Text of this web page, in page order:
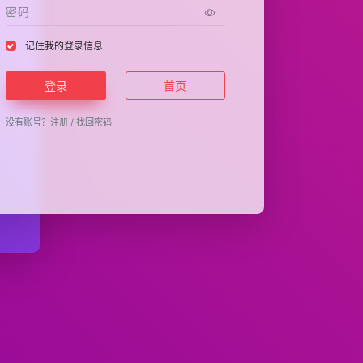
记住我的登录信息
登录 首页
没有账号？注册 /找回密码